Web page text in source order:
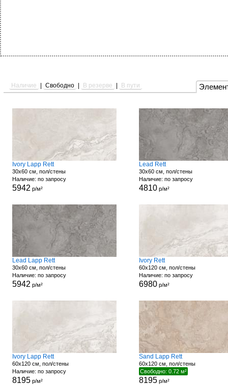
Наличие Свободно В резерве В пути
Ivory Lapp Rett
30x60 см, пол/стены
Наличие: по запросу
5942 р/м²
Lead Rett
30x60 см, пол/стены
Наличие: по запросу
4810р/м²
Lead Lapp Rett
30x60 см, пол/стены
Наличие: по запросу
5942 р/м²
Ivory Rett
60x120 см, пол/стены
Наличие: по запросу
6980р/м²
Ivory Lapp Rett
60x120 см, пол/стены
Наличие: по запросу
8195р/м²
Sand Lapp Rett
60x120 см, пол/стены
Свободно: 0.72 м²
8195р/м²